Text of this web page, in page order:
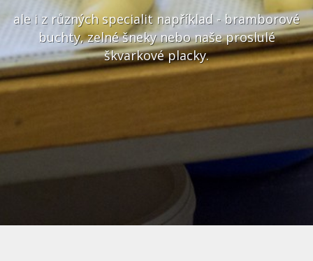
ale i z různých specialit například - bramborové
buchty, zelné šneky nebo naše proslulé
škvarkové placky.